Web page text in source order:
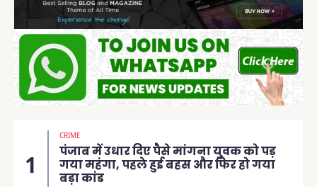
CRIME
पंजाब में उधार दिए पैसे मांगना युवक को पड़
गया महंगा, पहले हुई बहस और फिर हो गया
बड़ा कांड